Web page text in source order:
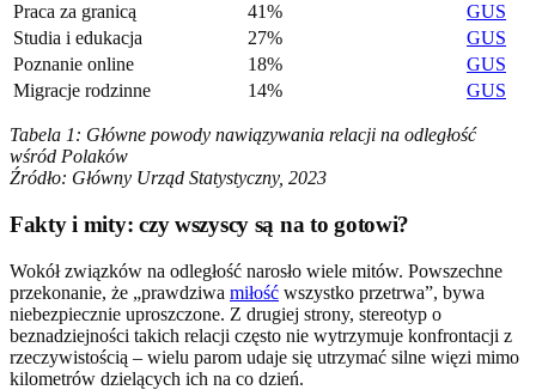
Praca za granicą 41%
GUS
Studia i edukacja
27%
GUS
Poznanie online
18%
GUS
Migracje rodzinne
14% GUS
Tabela 1: Główne powody nawiązywania relacji na odległość
wśród Polaków
Źródło: Główny Urząd Statystyczny, 2023
Fakty i mity: czy wszyscy są na to gotowi?
Wokół związków na odległość narosło wiele mitów. Powszechne
przekonanie, że „prawdziwa miłość wszystko przetrwa”, bywa
niebezpiecznie uproszczone. Z drugiej strony, stereotyp o
beznadziejności takich relacji często nie wytrzymuje konfrontacji z
rzeczywistością – wielu parom udaje się utrzymać silne więzi mimo
kilometrów dzielących ich na co dzień.